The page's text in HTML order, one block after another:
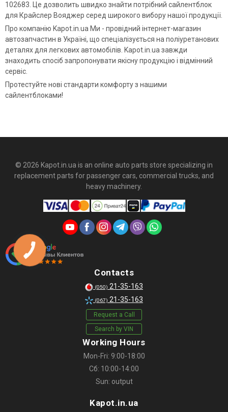
102683. Це дозволить швидко знайти потрібний сайлентблок
для Крайслер Вояджер серед широкого вибору нашої продукції.
Про компанію Kapot.in.ua Ми - провідний інтернет-магазин
автозапчастин в Україні, що спеціалізується на поліуретанових
деталях для легкових автомобілів. Kapot.in.ua завжди
знаходить спосіб запропонувати якісну продукцію і відмінний
сервіс.
Протестуйте нові стандарти комфорту з нашими
сайлентблоками!
© 2026 Kapot.in.ua is an online auto parts store specializing in
replacement parts for passenger cars, commercial trucks, and
heavy machinery.
Contacts
(050) 21-35-163
(067) 21-35-163
Request a Call
Search by VIN
Working Hours
Mon-Fri: 9:00-18:00
Сб: 10:00-14:00
Sun: output
Kapot.in.ua